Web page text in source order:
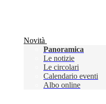
Novità
Panoramica
Le notizie
Le circolari
Calendario eventi
Albo online